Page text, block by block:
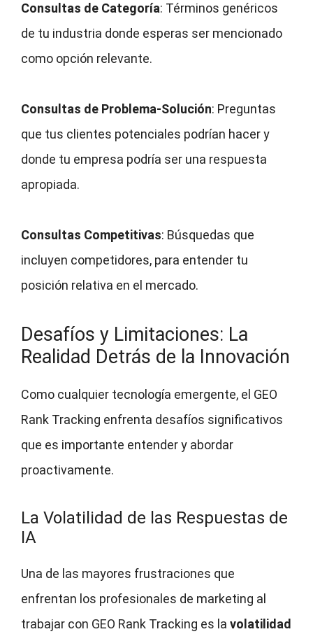
Consultas de Categoría: Términos genéricos
de tu industria donde esperas ser mencionado
como opción relevante.
Consultas de Problema-Solución: Preguntas
que tus clientes potenciales podrían hacer y
donde tu empresa podría ser una respuesta
apropiada.
Consultas Competitivas: Búsquedas que
incluyen competidores, para entender tu
posición relativa en el mercado.
Desafíos y Limitaciones: La
Realidad Detrás de la Innovación
Como cualquier tecnología emergente, el GEO
Rank Tracking enfrenta desafíos significativos
que es importante entender y abordar
proactivamente.
La Volatilidad de las Respuestas de
IA
Una de las mayores frustraciones que
enfrentan los profesionales de marketing al
trabajar con GEO Rank Tracking es la volatilidad